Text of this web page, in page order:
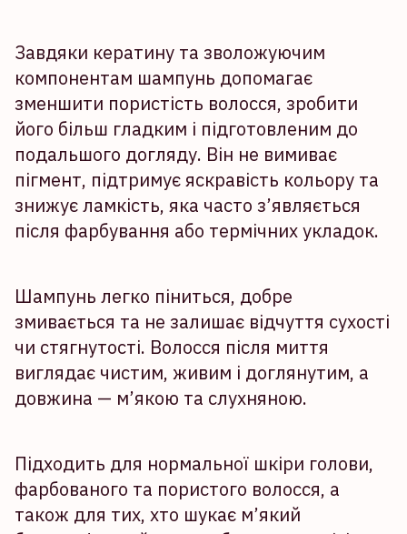
Завдяки кератину та зволожуючим
компонентам шампунь допомагає
зменшити пористість волосся, зробити
його більш гладким і підготовленим до
подальшого догляду. Він не вимиває
пігмент, підтримує яскравість кольору та
знижує ламкість, яка часто з’являється
після фарбування або термічних укладок.
Шампунь легко піниться, добре
змивається та не залишає відчуття сухості
чи стягнутості. Волосся після миття
виглядає чистим, живим і доглянутим, а
довжина — м’якою та слухняною.
Підходить для нормальної шкіри голови,
фарбованого та пористого волосся, а
також для тих, хто шукає м’який